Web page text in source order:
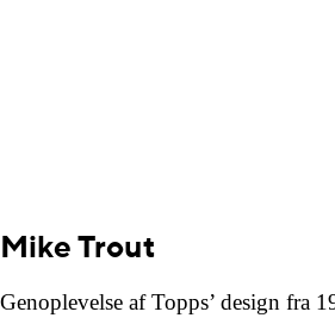
Mike Trout
Genoplevelse af Topps’ design fra